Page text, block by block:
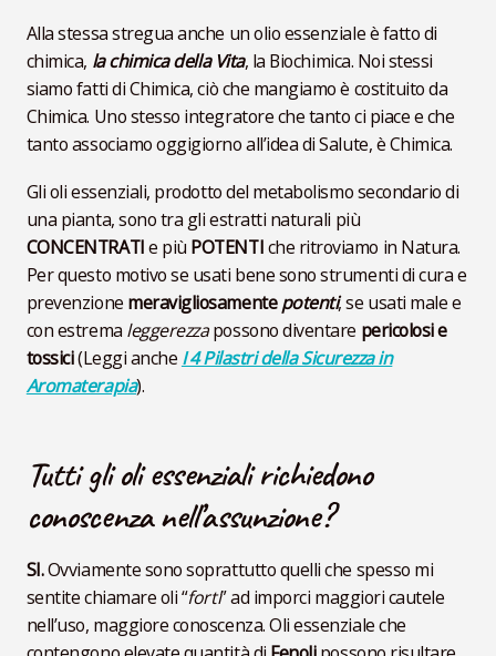
Alla stessa stregua anche un olio essenziale è fatto di
chimica, la chimica della Vita, la Biochimica. Noi stessi
siamo fatti di Chimica, ciò che mangiamo è costituito da
Chimica. Uno stesso integratore che tanto ci piace e che
tanto associamo oggigiorno all’idea di Salute, è Chimica.
Gli oli essenziali, prodotto del metabolismo secondario di
una pianta, sono tra gli estratti naturali più
CONCENTRATIe più POTENTIche ritroviamo in Natura.
Per questo motivo se usati bene sono strumenti di cura e
prevenzione meravigliosamentepotenti, se usati male e
con estrema leggerezzapossono diventare pericolosi e
tossici(Leggi anche I 4 Pilastri della Sicurezza in
Aromaterapia).
Tutti gli oli essenziali richiedono
conoscenza nell’assunzione?
SI.Ovviamente sono soprattutto quelli che spesso mi
sentite chiamare oli “forti” ad imporci maggiori cautele
nell’uso, maggiore conoscenza. Oli essenziale che